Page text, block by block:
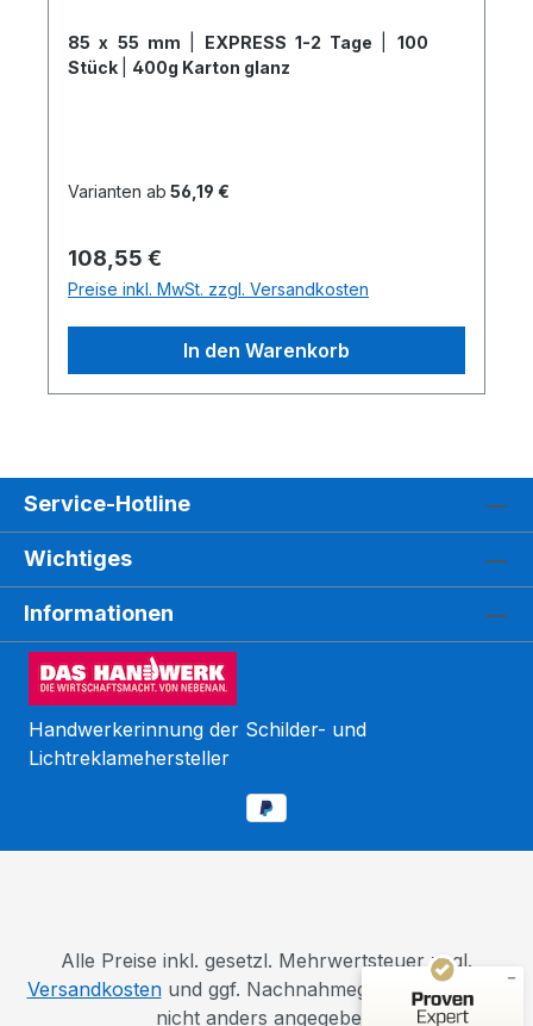
85 x 55 mm EXPRESS 1-2 Tage
100
Stück
400g Karton glanz
Varianten ab 56,19 €
Regulärer Preis:
108,55 €
Preise inkl. MwSt. zzgl. Versandkosten
In den Warenkorb
Service-Hotline
Wichtiges
Informationen
Handwerkerinnung der Schilder- und
Lichtreklamehersteller
Alle Preise inkl. gesetzl. Mehrwertsteuer zzgl.
Versandkostenund ggf. Nachnahmegebühren, wenn
nicht anders angegeben.
98
%
SEHR GUT
110
Bewertungen auf
ProvenExpert.com
5.603
Bewertungen von
4